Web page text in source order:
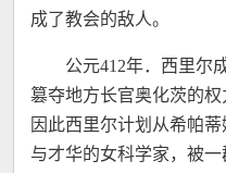
成了教会的敌人。
公元412年．西里尔
篡夺地方长官奥化茨的权
因此西里尔计划从希帕
与才华的女科学家，被